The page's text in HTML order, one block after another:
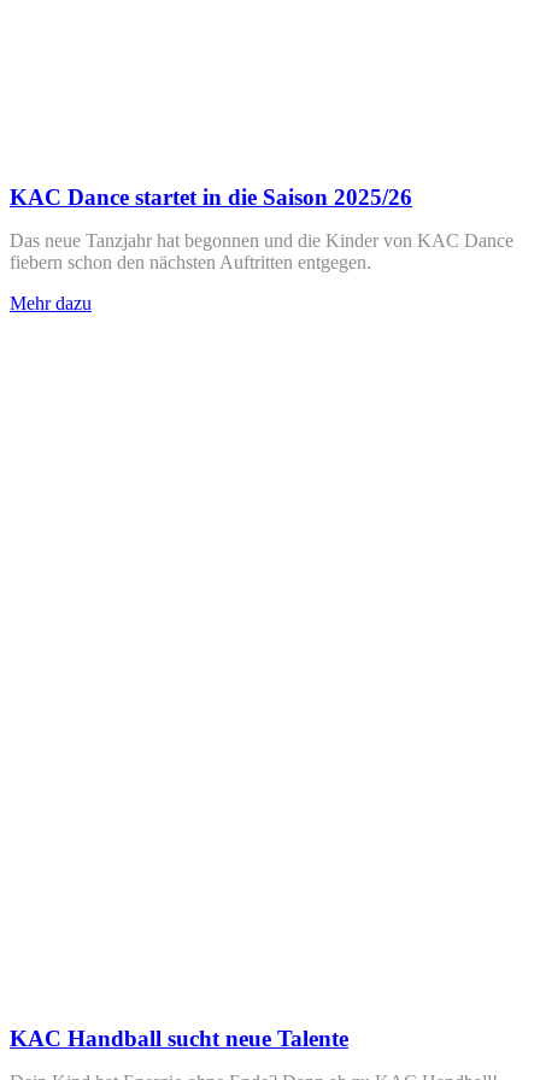
KAC Dance startet in die Saison 2025/26
Das neue Tanzjahr hat begonnen und die Kinder von KAC Dance
fiebern schon den nächsten Auftritten entgegen.
Mehr dazu
KAC Handball sucht neue Talente